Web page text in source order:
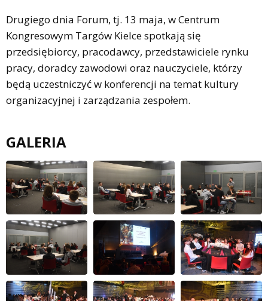
Drugiego dnia Forum, tj. 13 maja, w Centrum
Kongresowym Targów Kielce spotkają się
przedsiębiorcy, pracodawcy, przedstawiciele rynku
pracy, doradcy zawodowi oraz nauczyciele, którzy
będą uczestniczyć w konferencji na temat kultury
organizacyjnej i zarządzania zespołem.
GALERIA